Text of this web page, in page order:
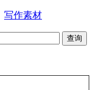
写作素材